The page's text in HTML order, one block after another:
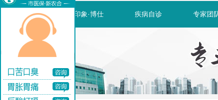
网站首页 印象·博仕 疾病自诊 专家团